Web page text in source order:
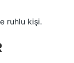
ruhlu kişi.